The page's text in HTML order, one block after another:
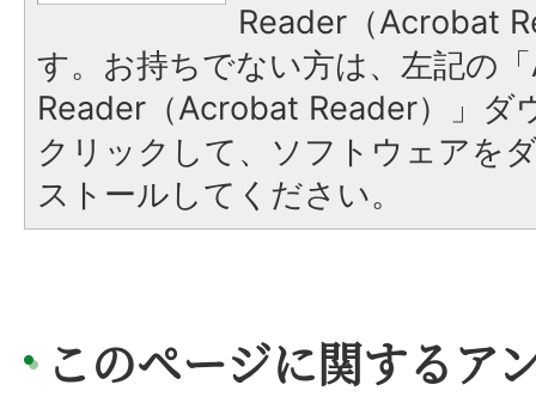
Reader（Acrobat
す。お持ちでない方は、左記の
Reader（Acrobat Reader）」ダ
クリックして、ソフトウェアを
ストールしてください。
このページに関するア